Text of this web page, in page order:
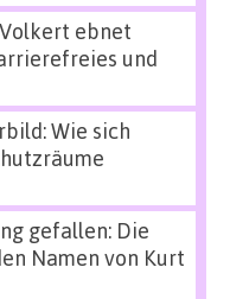
ebnet
und
Wie sich
gefallen: Die
Namen von Kurt